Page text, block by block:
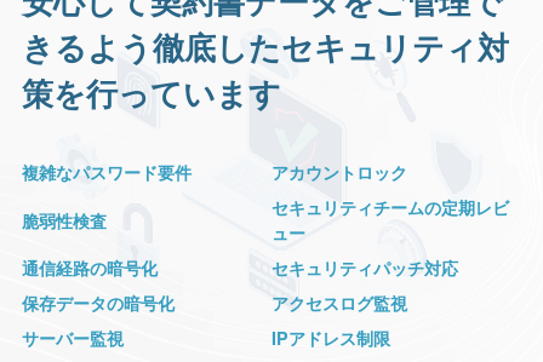
きるよう徹底したセキュリティ対
策を行っています
複雑なパスワード要件
アカウントロック
脆弱性検査
セキュリティチームの定期レビ
ュー
通信経路の暗号化
セキュリティパッチ対応
保存データの暗号化
アクセスログ監視
サーバー監視
IPアドレス制限